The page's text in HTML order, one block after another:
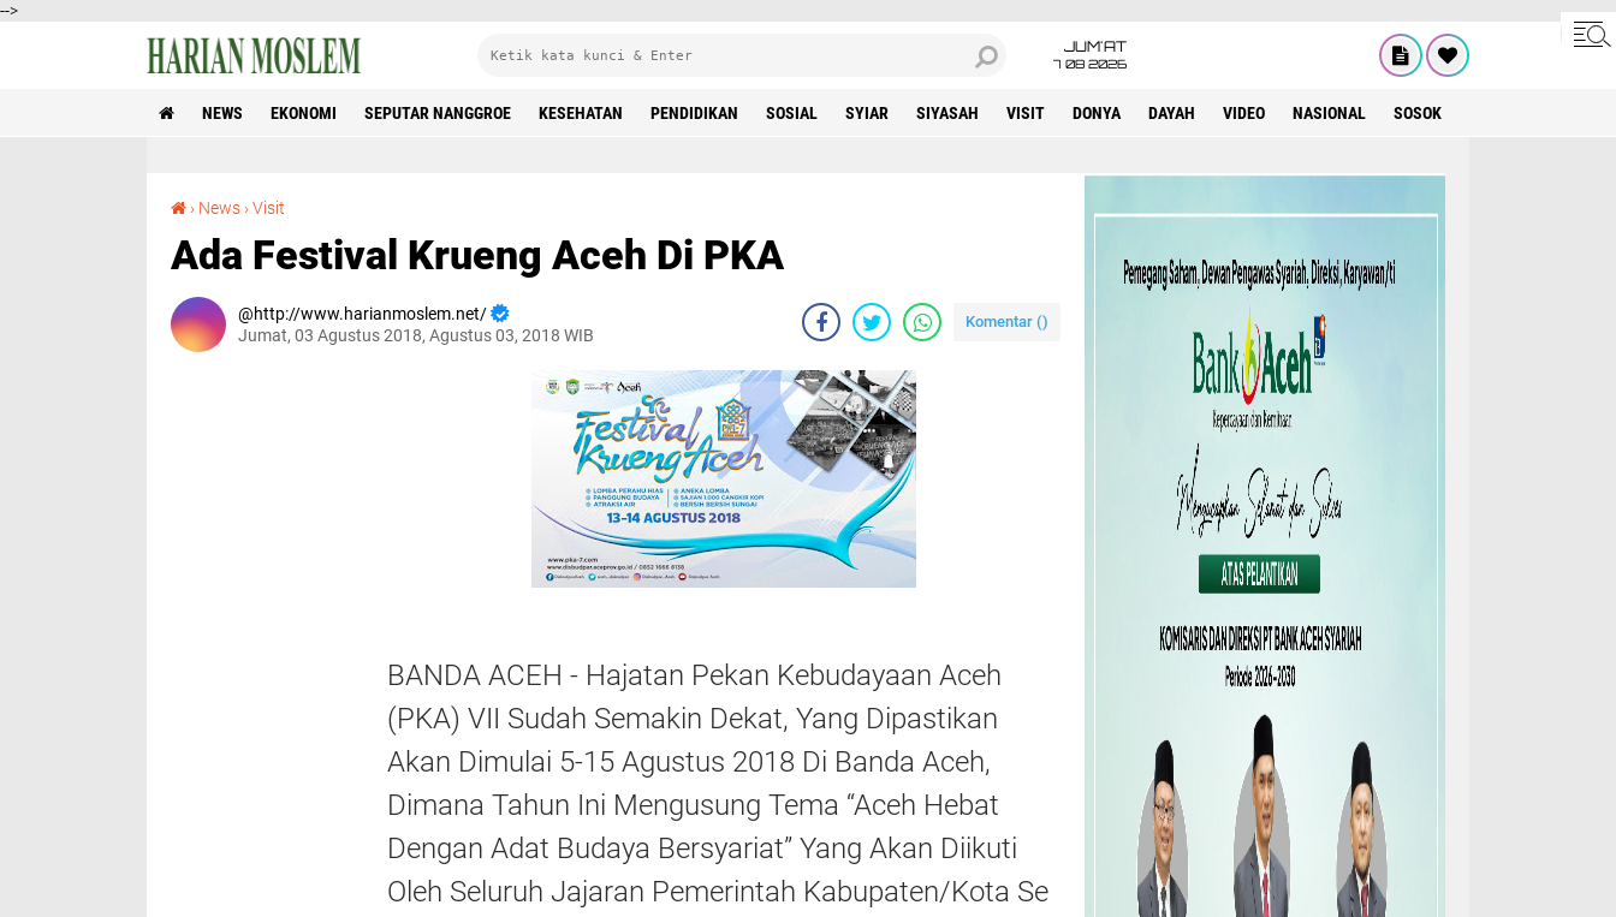
-->
JUM'AT
7 08 2026
NEWS EKONOMI SEPUTAR NANGGROE KESEHATAN PENDIDIKAN SOSIAL SYIAR SIYASAH VISIT DONYA DAYAH VIDEO NASIONAL SOSOK
› News ›Visit
Ada Festival Krueng Aceh Di PKA
http://www.harianmoslem.net/
Jumat, 03 Agustus 2018, Agustus 03, 2018 WIB
Komentar ()
BANDA ACEH - Hajatan Pekan Kebudayaan Aceh
(PKA) VII Sudah Semakin Dekat, Yang Dipastikan
Akan Dimulai 5-15 Agustus 2018 Di Banda Aceh,
Dimana Tahun Ini Mengusung Tema “Aceh Hebat
Dengan Adat Budaya Bersyariat” Yang Akan Diikuti
Oleh Seluruh Jajaran Pemerintah Kabupaten/Kota Se